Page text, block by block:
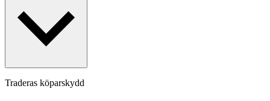
Traderas köparskydd